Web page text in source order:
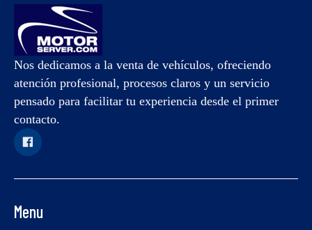
Nos dedicamos a la venta de vehículos, ofreciendo
atención profesional, procesos claros y un servicio
pensado para facilitar tu experiencia desde el primer
contacto.
Menu